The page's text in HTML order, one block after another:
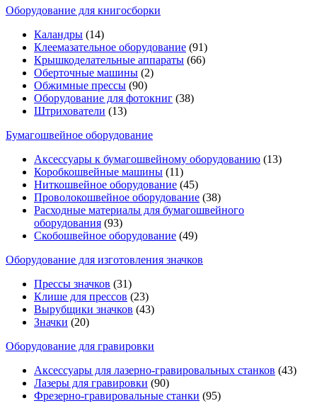
Оборудование для книгосборки
Каландры (14)
Клеемазательное оборудование (91)
Крышкоделательные аппараты (66)
Оберточные машины (2)
Обжимные прессы (90)
Оборудование для фотокниг (38)
Штрихователи (13)
Бумагошвейное оборудование
Аксессуары к бумагошвейному оборудованию (13)
Коробкошвейные машины (11)
Ниткошвейное оборудование (45)
Проволокошвейное оборудование (38)
Расходные материалы для бумагошвейного
оборудования (93)
Скобошвейное оборудование (49)
Оборудование для изготовления значков
Прессы значков (31)
Клише для прессов (23)
Вырубщики значков (43)
Значки (20)
Оборудование для гравировки
Аксессуары для лазерно-гравировальных станков (43)
Лазеры для гравировки (90)
Фрезерно-гравировальные станки (95)